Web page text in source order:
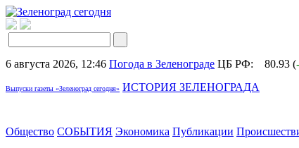
6 августа 2026, 12:46 Погода в Зеленограде ЦБ РФ: 80.93 (
Выпуски газеты «Зеленоград сегодня» ИСТОРИЯ ЗЕЛЕНОГРАДА
Общество СОБЫТИЯ Экономика Публикации